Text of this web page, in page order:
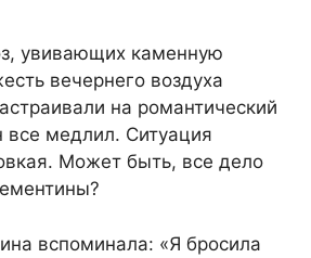
увивающих каменную
вечернего воздуха
на романтический
все медлил. Ситуация
Может быть, все дело
вспоминала: «Я бросила